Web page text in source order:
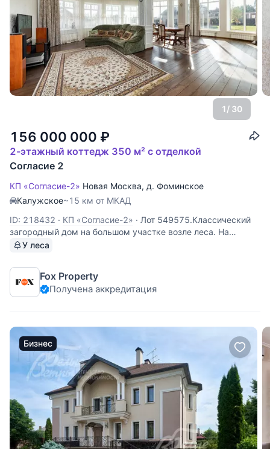
1/ 30
156 000 000 ₽
2-этажный коттедж 350 м² с отделкой
Согласие 2
КП «Согласие-2» Новая Москва, д. Фоминское
Калужское~15 км от МКАД
ID: 218432 · КП «Согласие-2» · Лот 549575.Классический
загородный дом на большом участке возле леса. На
участке помимо основного дома расположены: гараж на 2
персонала на 2 этаже общей площадью 200 м2, кладовая
25 м2, а также отдельно
У леса
Fox Property
Получена аккредитация
Бизнес